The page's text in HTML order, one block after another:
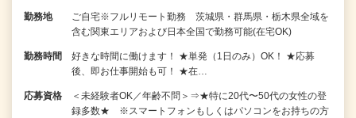
勤務地
ご自宅※フルリモート勤務 茨城県・群馬県・栃木県全域を
含む関東エリアおよび日本全国で勤務可能(在宅OK)
勤務時間
好きな時間に働けます！ ★単発（1日のみ）OK！ ★応募
後、即お仕事開始も可！ ★在…
応募資格
＜未経験者OK／年齢不問＞⇒★特に20代〜50代の女性の登
録多数★ ※スマートフォンもしくはパソコンをお持ちの方